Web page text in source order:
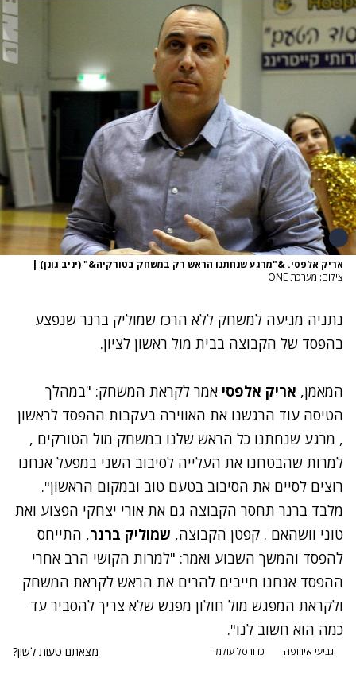
אריק אלפסי. &"מרגע שנחתנו הראש רק במשחק בטורקיה&" (יניב גונן) |
צילום: מערכת ONE
נתניה מגיעה למשחק ללא הרכז שמוליק ברנר שנפצע
בהפסד של הקבוצה בבית מול ראשון לציון.
המאמן, אריק אלפסי אמר לקראת המשחק: "במהלך
הטיסה עוד הרגשנו את האווירה בעקבות ההפסד לראשון
, מרגע שנחתנו כל הראש שלנו במשחק מול הטורקים ,
למרות שהבטחנו את העלייה לסיבוב השני במפעל אנחנו
רוצים לסיים את הסיבוב בטעם טוב ובמקום הראשון".
מלבד ברנר תחסר הקבוצה גם את אורי יצחקי הפצוע ואת
טוני וושהאם . קפטן הקבוצה, שמוליק ברנר, התייחס
להפסד והמשך השבוע ואמר: "למרות הקושי הרב אחרי
ההפסד אנחנו חייבים להרים את הראש לקראת המשחק
ולקראת המפגש מול חולון מפגש שלא צריך להסביר עד
כמה הוא חשוב לנו".
גביעי אירופה כדורסל עולמי מצאתם טעות לשון?